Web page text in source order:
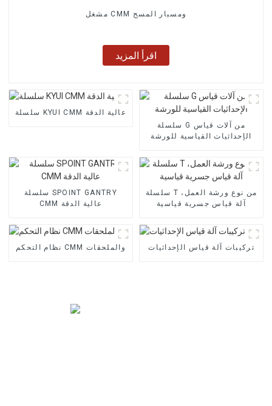
مشغل CMM ومسبار المسح
اقرأ المزيد
سلسلة KYUI CMM عالية الدقة
سلسلة G من آلات قياس
الإحداثيات القياسية للورشة
سلسلة SPOINT GANTRY
CMM عالية الدقة
سلسلة T من نوع ورشة العمل،
آلة قياس جسرية قياسية
نظام التحكم CMM والملحقات تركيبات آلة قياس الإحداثيات